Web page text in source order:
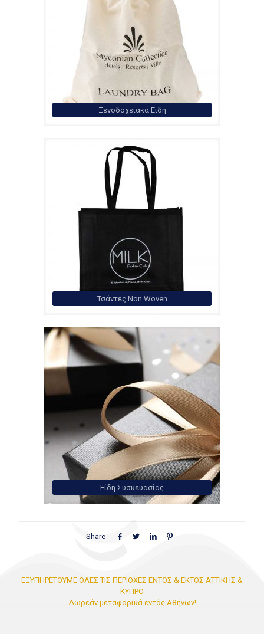
Ξενοδοχειακά Είδη
Τσάντες Non Woven
Είδη Συσκευασίας
Share
ΕΞΥΠΗΡΕΤΟΥΜΕ ΟΛΕΣ ΤΙΣ ΠΕΡΙΟΧΕΣ ΕΝΤΟΣ & ΕΚΤΟΣ ΑΤΤΙΚΗΣ &
ΚΥΠΡΟ
Δωρεάν μεταφορικά εντός Αθήνων!